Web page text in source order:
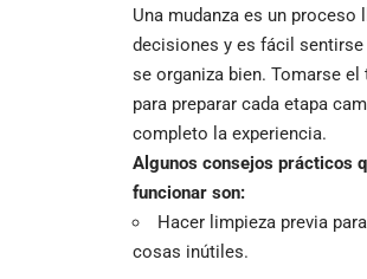
Una mudanza es un proceso
decisiones y es fácil
se organiza bien. Tomarse
para preparar cada etapa
completo la experiencia.
Algunos consejos prácticos
funcionar son:
Hacer limpieza previa
cosas inútiles.